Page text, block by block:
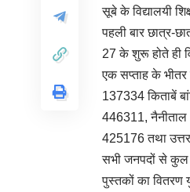
सूबे के विद्यालयी
पहली बार छात्र-
27 के शुरू होते ही
एक सप्ताह के भीतर
137334 किताबें
446311, नैनीताल
425176 तथा
सभी जनपदों से कुल
पुस्तकों का वितरण